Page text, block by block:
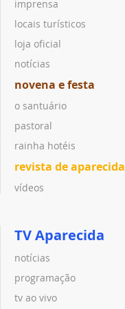
imprensa
locais turísticos
loja oficial
notícias
novena e festa
o santuário
pastoral
rainha hotéis
revista de aparecida
vídeos
TV Aparecida
notícias
programação
tv ao vivo